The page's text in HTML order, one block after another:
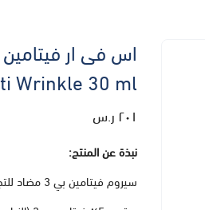
Wrinkle 30 ml
٢٠١ ر.س
نبذة عن المنتج:
سيروم فيتامين بي 3 مضاد للتجاعيد ومرطب عميق للبشرة